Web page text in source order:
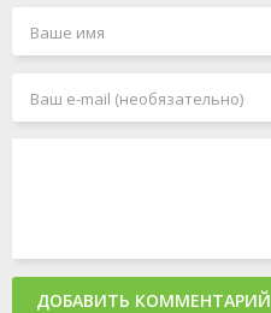
ДОБАВИТЬ КОММЕНТАРИЙ